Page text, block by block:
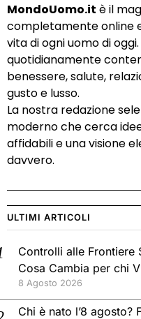
MondoUomo.it è il
completamente online
vita di ogni uomo di
quotidianamente
benessere, salute,
gusto e lusso.
La nostra redazione
moderno che cerca
affidabili e una visione
davvero.
ULTIMI ARTICOLI
Controlli alle Frontiere
Cosa Cambia per chi
8 Agosto 2026
Chi è nato l’8 agosto?